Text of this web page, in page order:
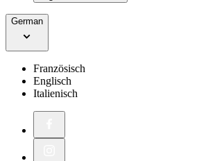
German
Französisch
Englisch
Italienisch